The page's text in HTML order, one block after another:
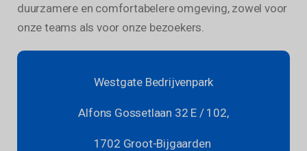
duurzamere en comfortabelere omgeving, zowel voor
onze teams als voor onze bezoekers.
Westgate Bedrijvenpark
Alfons Gossetlaan 32 E / 102,
1702 Groot-Bijgaarden